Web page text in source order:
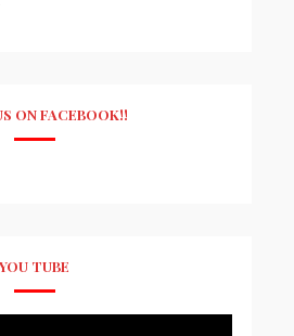
ON FACEBOOK!!
YOU TUBE